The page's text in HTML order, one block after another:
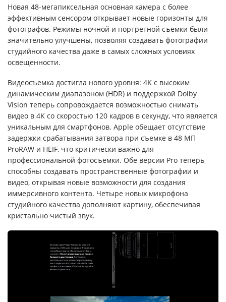
Новая 48-мегапиксельная основная камера с более
эффективным сенсором открывает новые горизонты для
фотографов. Режимы ночной и портретной съемки были
значительно улучшены, позволяя создавать фотографии
студийного качества даже в самых сложных условиях
освещенности.
Видеосъемка достигла нового уровня: 4K с высоким
динамическим диапазоном (HDR) и поддержкой Dolby
Vision теперь сопровождается возможностью снимать
видео в 4K со скоростью 120 кадров в секунду, что является
уникальным для смартфонов. Apple обещает отсутствие
задержки срабатывания затвора при съемке в 48 МП
ProRAW и HEIF, что критически важно для
профессиональной фотосъемки. Обе версии Pro теперь
способны создавать пространственные фотографии и
видео, открывая новые возможности для создания
иммерсивного контента. Четыре новых микрофона
студийного качества дополняют картину, обеспечивая
кристально чистый звук.